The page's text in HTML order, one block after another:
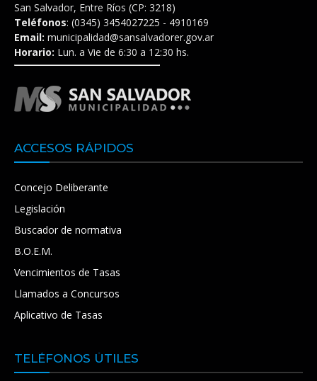
San Salvador, Entre Ríos (CP: 3218)
Teléfonos: (0345) 3454027225 - 4910169
Email: municipalidad@sansalvadorer.gov.ar
Horario: Lun. a Vie de 6:30 a 12:30 hs.
ACCESOS RÁPIDOS
Concejo Deliberante
Legislación
Buscador de normativa
B.O.E.M.
Vencimientos de Tasas
Llamados a Concursos
Aplicativo de Tasas
TELÉFONOS ÚTILES